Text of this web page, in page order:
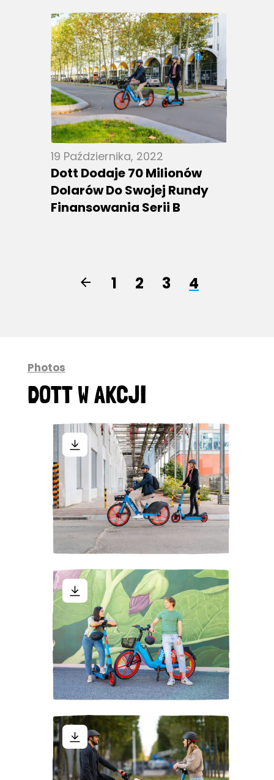
19 Października, 2022
Dott Dodaje 70 Milionów
Dolarów Do Swojej Rundy
Finansowania Serii B
1 2 3 4
Photos
DOTT W AKCJI